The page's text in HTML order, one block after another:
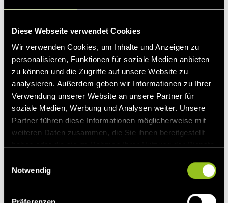
Diese Webseite verwendet Cookies
Wir verwenden Cookies, um Inhalte und Anzeigen zu
personalisieren, Funktionen für soziale Medien anbieten
zu können und die Zugriffe auf unsere Website zu
analysieren. Außerdem geben wir Informationen zu Ihrer
Verwendung unserer Website an unsere Partner für
soziale Medien, Werbung und Analysen weiter. Unsere
Partner führen diese Informationen möglicherweise mit
weiteren Daten zusammen, die Sie ihnen bereitgestellt
haben oder die sie im Rahmen Ihrer Nutzung der Dienste
Notwendig
Jahr eine ausgedehnte Phase negativer Day-Ahead-Preise
über mindestens sechs aufeinanderfolgende Stunden, an
elf Tagen des Monats. Besonders ausgeprägt war die
Situation am Ostersonntag (5. April), an dem 18 der 24
Stunden im negativen Preisbereich lagen. In Summe
wurden in 123 Stunden des Monats negative Preise
registriert, verglichen mit lediglich 35 Stunden im März. Für
Betreiber betroffener Anlagen hatte dies unmittelbare
finanzielle Konsequenzen, da gemäß § 51 EEG in solchen
Zeiträumen Kürzungen des anzulegenden Werts und damit
des Marktprämienanspruchs erfolgen. Mit anderen Worten:
faktisch für die Einspeisung zahlen, während Verbraucher